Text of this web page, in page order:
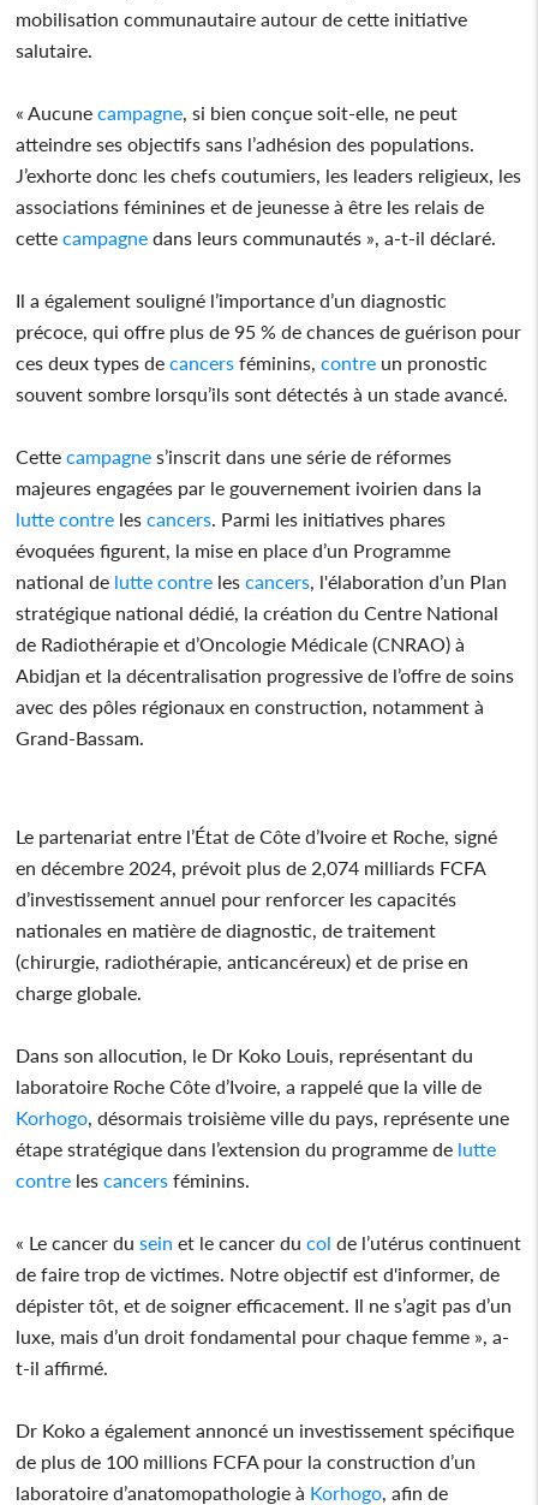
mobilisation communautaire autour de cette initiative
salutaire.
« Aucune campagne , si bien conçue soit-elle, ne peut
atteindre ses objectifs sans l’adhésion des populations.
J’exhorte donc les chefs coutumiers, les leaders religieux, les
associations féminines et de jeunesse à être les relais de
cette campagne dans leurs communautés », a-t-il déclaré.
Il a également souligné l’importance d’un diagnostic
précoce, qui offre plus de 95 % de chances de guérison pour
ces deux types de cancers féminins, contre un pronostic
souvent sombre lorsqu’ils sont détectés à un stade avancé.
Cette campagne s’inscrit dans une série de réformes
majeures engagées par le gouvernement ivoirien dans la
lutte contre les cancers . Parmi les initiatives phares
évoquées figurent, la mise en place d’un Programme
national de lutte contre les cancers , l'élaboration d’un Plan
stratégique national dédié, la création du Centre National
de Radiothérapie et d’Oncologie Médicale (CNRAO) à
Abidjan et la décentralisation progressive de l’offre de soins
avec des pôles régionaux en construction, notamment à
Grand-Bassam.
Le partenariat entre l’État de Côte d’Ivoire et Roche, signé
en décembre 2024, prévoit plus de 2,074 milliards FCFA
d’investissement annuel pour renforcer les capacités
nationales en matière de diagnostic, de traitement
(chirurgie, radiothérapie, anticancéreux) et de prise en
charge globale.
Dans son allocution, le Dr Koko Louis, représentant du
laboratoire Roche Côte d’Ivoire, a rappelé que la ville de
Korhogo , désormais troisième ville du pays, représente une
étape stratégique dans l’extension du programme de lutte
contre les cancers féminins.
« Le cancer du sein et le cancer du col de l’utérus continuent
de faire trop de victimes. Notre objectif est d'informer, de
dépister tôt, et de soigner efficacement. Il ne s’agit pas d’un
luxe, mais d’un droit fondamental pour chaque femme », a-
t-il affirmé.
Dr Koko a également annoncé un investissement spécifique
de plus de 100 millions FCFA pour la construction d’un
laboratoire d’anatomopathologie à Korhogo , afin de